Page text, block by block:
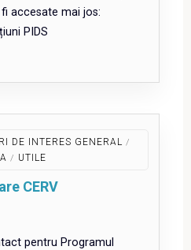
accesate mai jos:
PIDS
DE INTERES GENERAL /
/ UTILE
CERV
pentru Programul